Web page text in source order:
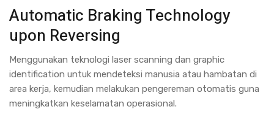
Automatic Braking Technology
upon Reversing
Menggunakan teknologi laser scanning dan graphic
identification untuk mendeteksi manusia atau hambatan di
area kerja, kemudian melakukan pengereman otomatis guna
meningkatkan keselamatan operasional.